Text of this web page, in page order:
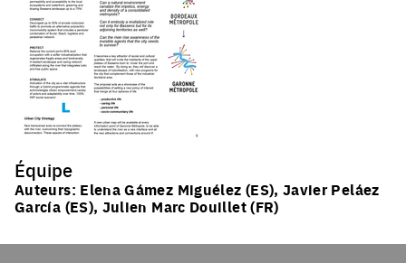
Équipe
Auteurs: Elena Gámez Miguélez (ES), Javier Peláez
García (ES), Julien Marc Douillet (FR)